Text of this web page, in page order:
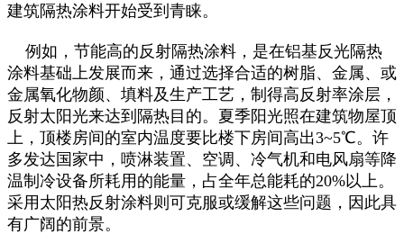
建筑隔热涂料开始受到青睐。
例如，节能高的反射隔热涂料，是在铝基反光隔热
涂料基础上发展而来，通过选择合适的树脂、金属、或
金属氧化物颜、填料及生产工艺，制得高反射率涂层，
反射太阳光来达到隔热目的。夏季阳光照在建筑物屋顶
上，顶楼房间的室内温度要比楼下房间高出3~5℃。许
多发达国家中，喷淋装置、空调、冷气机和电风扇等降
温制冷设备所耗用的能量，占全年总能耗的20%以上。
采用太阳热反射涂料则可克服或缓解这些问题，因此具
有广阔的前景。